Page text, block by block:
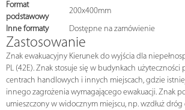
Format
podstawowy
200x400mm
Inne formaty
Dostępne na zamówienie
Zastosowanie
Znak ewakuacyjny Kierunek do wyjścia dla
PL (42E). Znak stosuje się w budynkach użyteczności
centrach handlowych i innych miejscach, gdzie
innego zagrożenia wymagającego ewakuacji. Znak
umieszczony w widocznym miejscu, np. wzdłuż dróg